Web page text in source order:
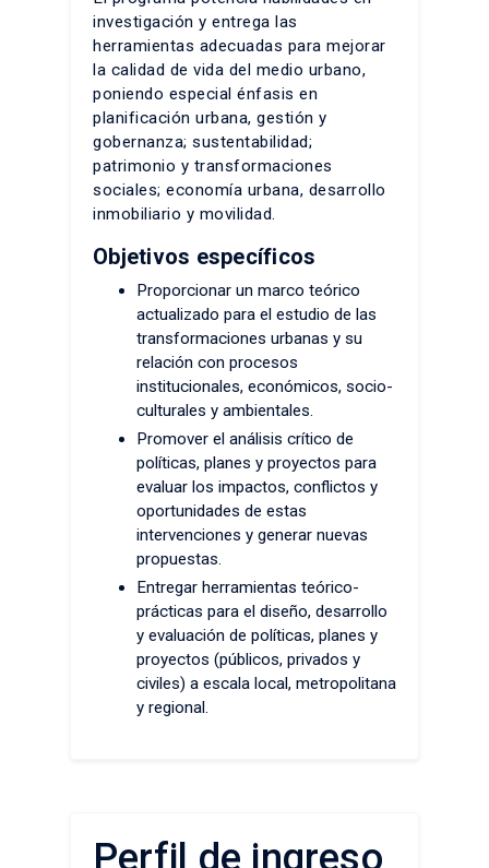
investigación y entrega las
herramientas adecuadas para mejorar
la calidad de vida del medio urbano,
poniendo especial énfasis en
planificación urbana, gestión y
gobernanza; sustentabilidad;
patrimonio y transformaciones
sociales; economía urbana, desarrollo
inmobiliario y movilidad.
Objetivos específicos
Proporcionar un marco teórico
actualizado para el estudio de las
transformaciones urbanas y su
relación con procesos
institucionales, económicos, socio-
culturales y ambientales.
Promover el análisis crítico de
políticas, planes y proyectos para
evaluar los impactos, conflictos y
oportunidades de estas
intervenciones y generar nuevas
propuestas.
Entregar herramientas teórico-
prácticas para el diseño, desarrollo
y evaluación de políticas, planes y
proyectos (públicos, privados y
civiles) a escala local, metropolitana
y regional.
Perfil de ingreso